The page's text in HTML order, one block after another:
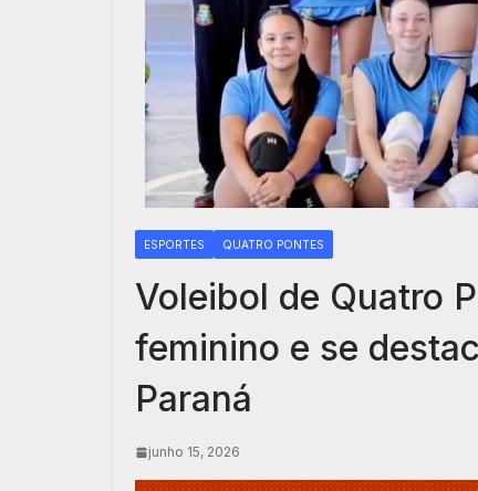
ESPORTES QUATRO PONTES
Voleibol de Quatro
feminino e se
Paraná
junho 15, 2026